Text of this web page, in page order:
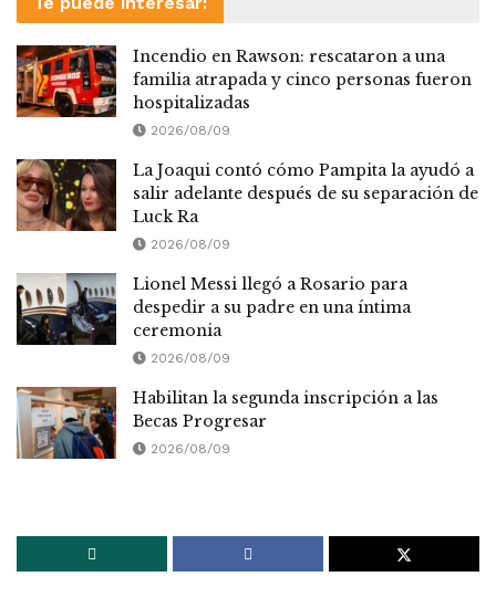
Incendio en Rawson: rescataron a una
familia atrapada y cinco personas fueron
hospitalizadas
2026/08/09
La Joaqui contó cómo Pampita la ayudó a
salir adelante después de su separación de
Luck Ra
2026/08/09
Lionel Messi llegó a Rosario para
despedir a su padre en una íntima
ceremonia
2026/08/09
Habilitan la segunda inscripción a las
Becas Progresar
2026/08/09